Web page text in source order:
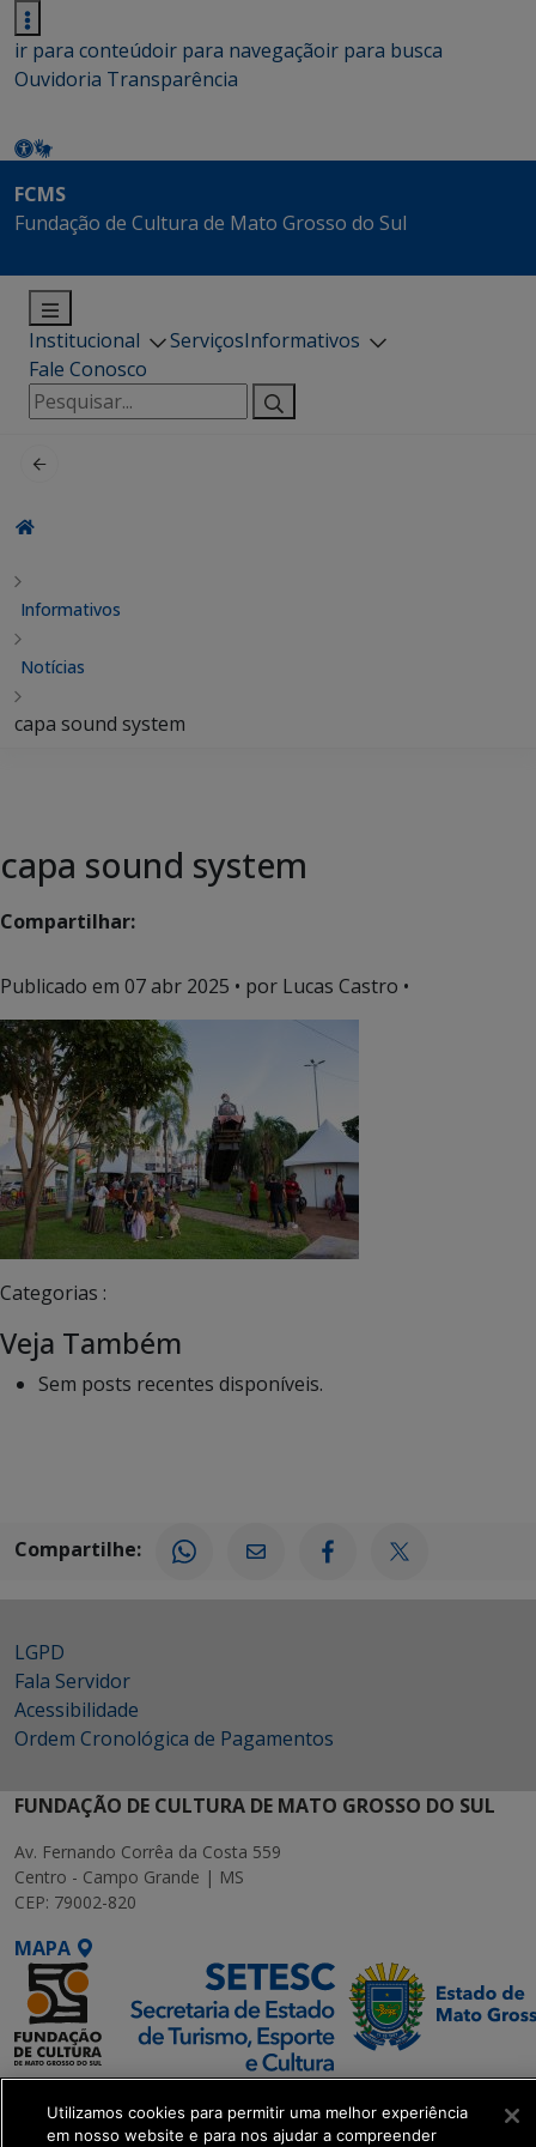
ir para conteúdoir para navegaçãoir para busca
Ouvidoria Transparência
FCMS
Fundação de Cultura de Mato Grosso do Sul
Institucional ServiçosInformativos
Fale Conosco
Pesquisar
por:
Informativos
Notícias
capa sound system
capa sound system
Compartilhar:
Publicado em 07 abr 2025 • por Lucas Castro •
Categorias :
Veja Também
Sem posts recentes disponíveis.
Compartilhe:
LGPD
Fala Servidor
Acessibilidade
Ordem Cronológica de Pagamentos
FUNDAÇÃO DE CULTURA DE MATO GROSSO DO SUL
Av. Fernando Corrêa da Costa 559
Centro - Campo Grande | MS
CEP: 79002-820
MAPA
SETDIG | Secretaria-
Executiva de
Utilizamos cookies para permitir uma melhor experiência
em nosso website e para nos ajudar a compreender